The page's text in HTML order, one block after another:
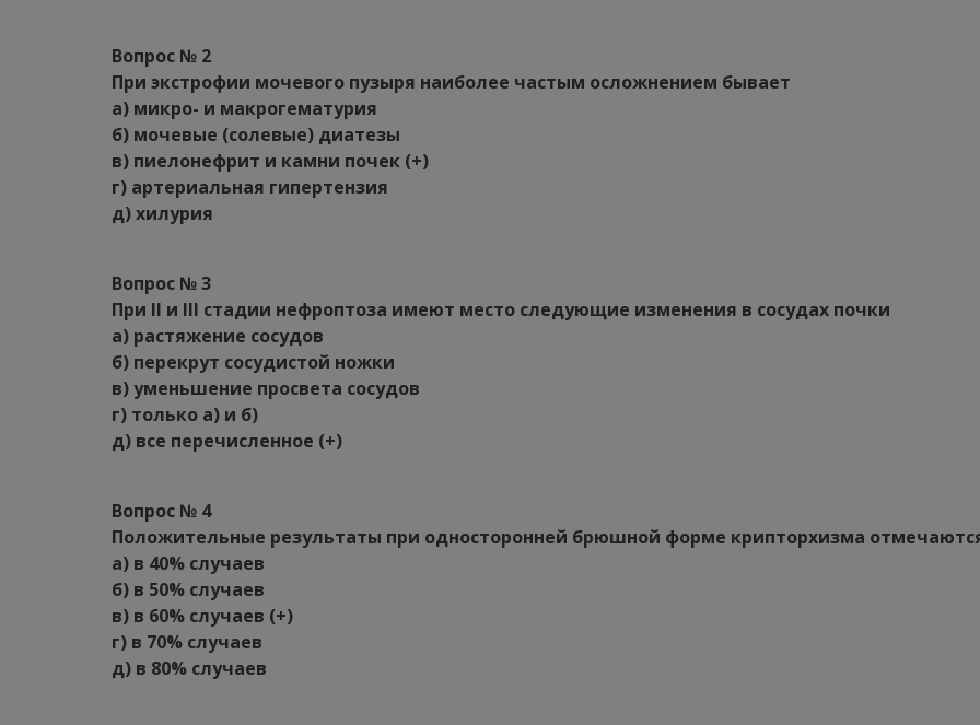
Вопрос № 2
При экстрофии мочевого пузыря наиболее частым осложнением бывает
а) микро- и макрогематурия
б) мочевые (солевые) диатезы
в) пиелонефрит и камни почек (+)
г) артериальная гипертензия
д) хилурия
Вопрос № 3
При II и III стадии нефроптоза имеют место следующие изменения в сосудах почки
а) растяжение сосудов
б) перекрут сосудистой ножки
в) уменьшение просвета сосудов
г) только а) и б)
д) все перечисленное (+)
Вопрос № 4
Положительные результаты при односторонней брюшной форме крипторхизма
а) в 40% случаев
б) в 50% случаев
в) в 60% случаев (+)
г) в 70% случаев
д) в 80% случаев